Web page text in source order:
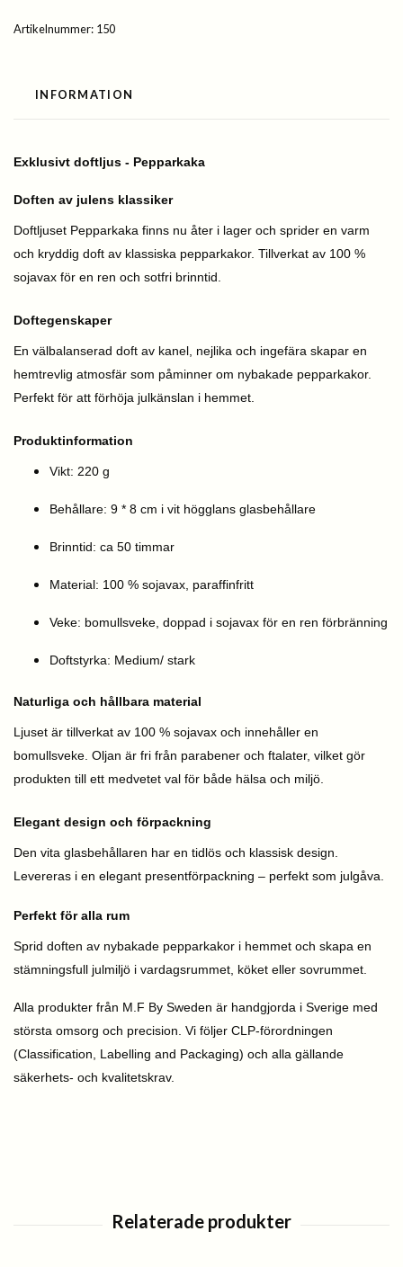
Artikelnummer: 150
INFORMATION
Exklusivt doftljus - Pepparkaka
Doften av julens klassiker
Doftljuset Pepparkaka finns nu åter i lager och sprider en varm
och kryddig doft av klassiska pepparkakor. Tillverkat av 100 %
sojavax för en ren och sotfri brinntid.
Doftegenskaper
En välbalanserad doft av kanel, nejlika och ingefära skapar en
hemtrevlig atmosfär som påminner om nybakade pepparkakor.
Perfekt för att förhöja julkänslan i hemmet.
Produktinformation
Vikt: 220 g
Behållare: 9 * 8 cm i vit högglans glasbehållare
Brinntid: ca 50 timmar
Material: 100 % sojavax, paraffinfritt
Veke: bomullsveke, doppad i sojavax för en ren förbränning
Doftstyrka: Medium/ stark
Naturliga och hållbara material
Ljuset är tillverkat av 100 % sojavax och innehåller en
bomullsveke. Oljan är fri från parabener och ftalater, vilket gör
produkten till ett medvetet val för både hälsa och miljö.
Elegant design och förpackning
Den vita glasbehållaren har en tidlös och klassisk design.
Levereras i en elegant presentförpackning – perfekt som julgåva.
Perfekt för alla rum
Sprid doften av nybakade pepparkakor i hemmet och skapa en
stämningsfull julmiljö i vardagsrummet, köket eller sovrummet.
Alla produkter från M.F By Sweden är handgjorda i Sverige med
största omsorg och precision. Vi följer CLP-förordningen
(Classification, Labelling and Packaging) och alla gällande
säkerhets- och kvalitetskrav.